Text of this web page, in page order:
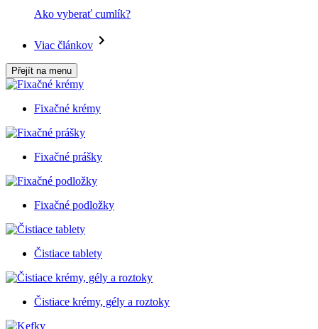
Ako vyberať cumlík?
Viac článkov
Přejít na menu
Fixačné krémy
Fixačné prášky
Fixačné podložky
Čistiace tablety
Čistiace krémy, gély a roztoky